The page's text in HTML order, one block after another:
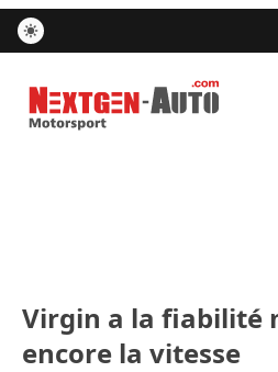
Nextgen-Auto.com
Virgin a la fiabilité
encore la vitesse